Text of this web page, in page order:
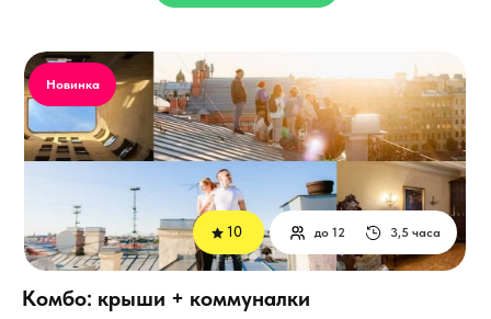
3,5 часа
до 12
Новинка
Комбо: крыши + коммуналки
10